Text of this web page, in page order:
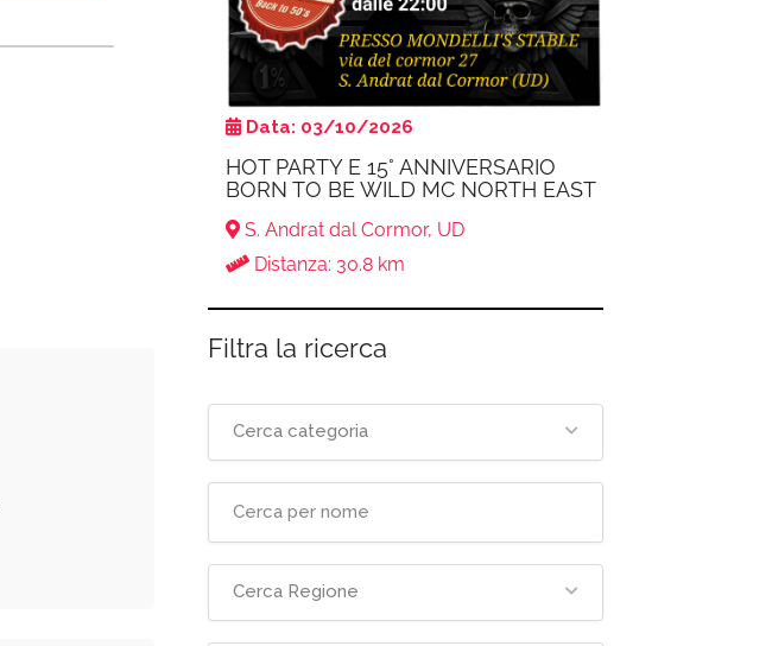
Data: 03/10/2026
HOT PARTY E 15° ANNIVERSARIO
BORN TO BE WILD MC NORTH EAST
S. Andrat dal Cormor, UD
Distanza: 30.8 km
Filtra la ricerca
Cerca categoria
Cerca Regione